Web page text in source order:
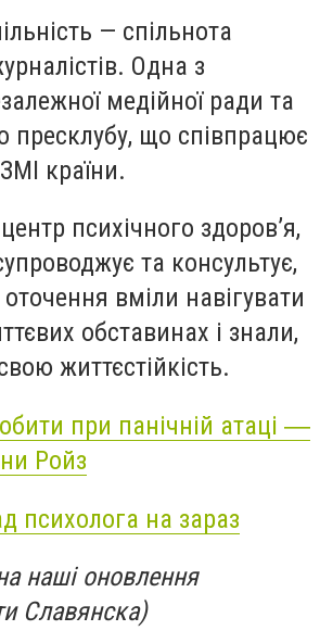
— спільнота
Одна з
медійної ради та
пресклубу, що співпрацює
країни.
психічного здоров’я,
та консультує,
вміли навігувати
обставинах і знали,
життєстійкість.
при панічній атаці ―
Ройз
психолога на зараз
наші оновлення
Славянска)